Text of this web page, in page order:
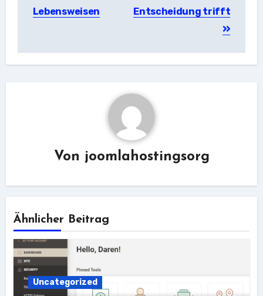
Lebensweisen Entscheidung trifft
Von joomlahostingsorg
Ähnlicher Beitrag
Uncategorized